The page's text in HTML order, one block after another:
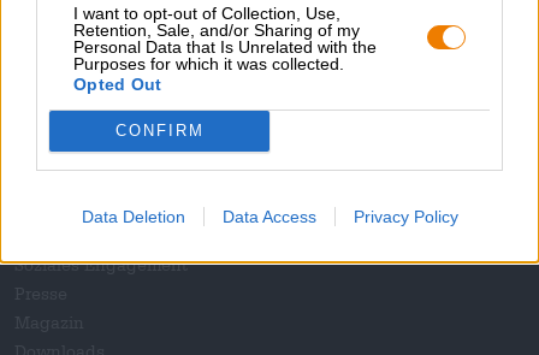
I want to opt-out of Collection, Use,
Retention, Sale, and/or Sharing of my
Personal Data that Is Unrelated with the
Purposes for which it was collected.
Opted Out
CONFIRM
Data Deletion Data Access Privacy Policy
Hop on board!
Newsletter abonnieren
Jobs / Karriere
Soziales Engagement